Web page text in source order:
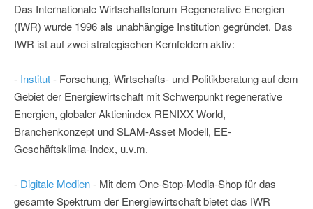
Das Internationale Wirtschaftsforum Regenerative Energien
(IWR) wurde 1996 als unabhängige Institution gegründet. Das
IWR ist auf zwei strategischen Kernfeldern aktiv:
- Institut- Forschung, Wirtschafts- und Politikberatung auf dem
Gebiet der Energiewirtschaft mit Schwerpunkt regenerative
Energien, globaler Aktienindex RENIXX World,
Branchenkonzept und SLAM-Asset Modell, EE-
Geschäftsklima-Index, u.v.m.
- Digitale Medien- Mit dem One-Stop-Media-Shop für das
gesamte Spektrum der Energiewirtschaft bietet das IWR